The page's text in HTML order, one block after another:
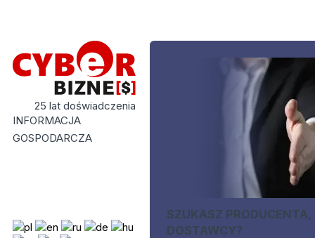
25 lat doświadczenia
INFORMACJA
GOSPODARCZA
SZUKASZ PRODUCENTA,
DOSTAWCY?